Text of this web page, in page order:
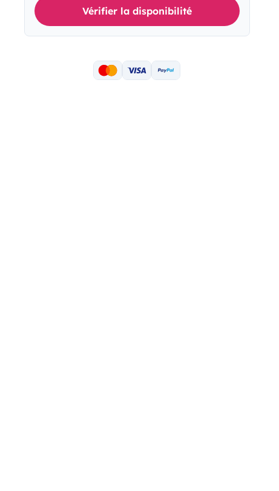
Vérifier la disponibilité